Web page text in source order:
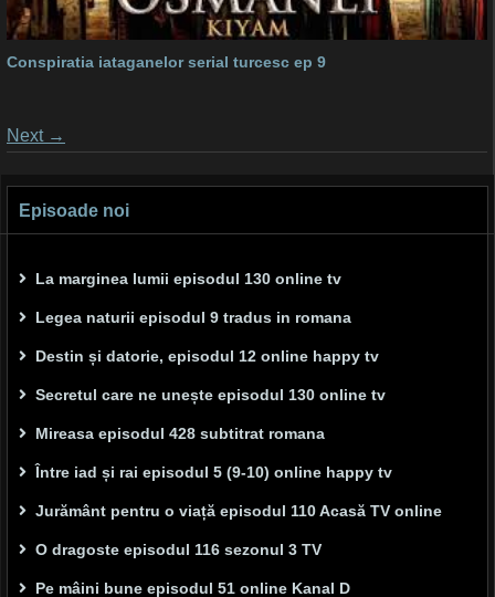
Conspiratia iataganelor serial turcesc ep 9
Posts
Next →
Episoade noi
La marginea lumii episodul 130 online tv
Legea naturii episodul 9 tradus in romana
Destin și datorie, episodul 12 online happy tv
Secretul care ne unește episodul 130 online tv
Mireasa episodul 428 subtitrat romana
Între iad și rai episodul 5 (9-10) online happy tv
Jurământ pentru o viață episodul 110 Acasă TV online
O dragoste episodul 116 sezonul 3 TV
Pe mâini bune episodul 51 online Kanal D